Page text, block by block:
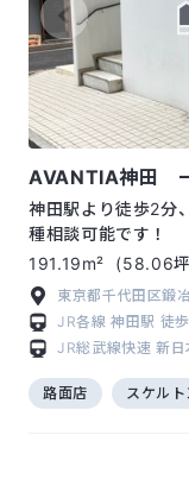
AVANTIA神田
神田駅より徒歩2分
種相談可能です！
191.19m²
(58.06
東京都千代田区鍛
JR各線神田駅 徒
JR総武線快速新日
路面店 スケルト